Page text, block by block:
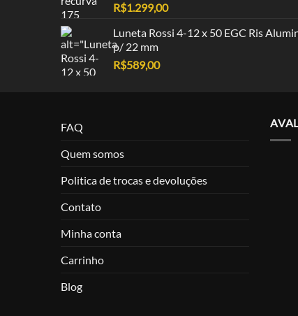
R$1.299,00
Luneta Rossi 4-12 x 50 EGC Ris
p/ 22 mm
R$589,00
FAQ
Quem somos
Politica de trocas e devoluções
Contato
Minha conta
Carrinho
Blog